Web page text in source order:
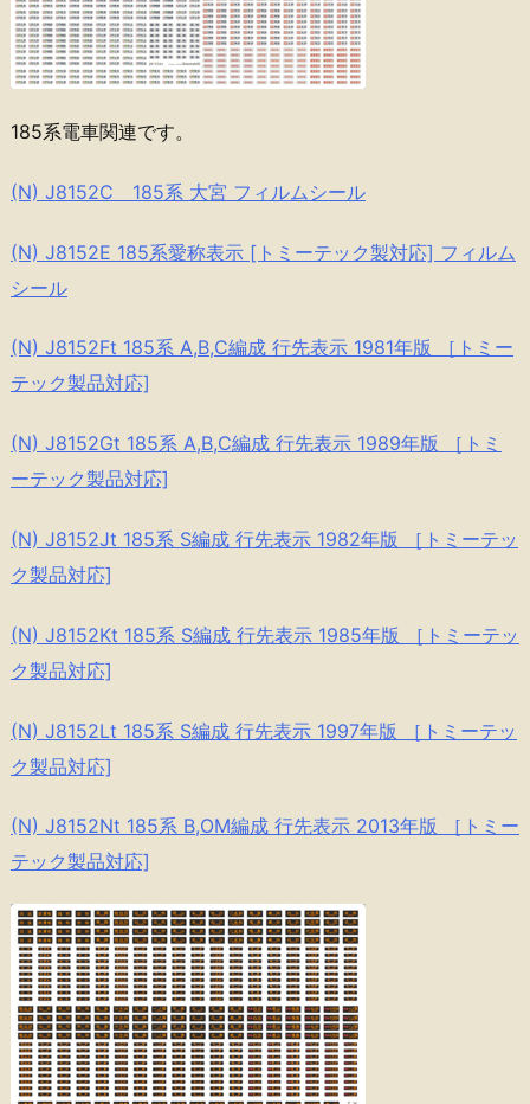
185系電車関連です。
(N) J8152C 185系 大宮 フィルムシール
(N) J8152E 185系愛称表示 [トミーテック製対応] フィルム
シール
(N) J8152Ft 185系 A,B,C編成 行先表示 1981年版 ［トミー
テック製品対応]
(N) J8152Gt 185系 A,B,C編成 行先表示 1989年版 ［トミ
ーテック製品対応]
(N) J8152Jt 185系 S編成 行先表示 1982年版 ［トミーテッ
ク製品対応]
(N) J8152Kt 185系 S編成 行先表示 1985年版 ［トミーテッ
ク製品対応]
(N) J8152Lt 185系 S編成 行先表示 1997年版 ［トミーテッ
ク製品対応]
(N) J8152Nt 185系 B,OM編成 行先表示 2013年版 ［トミー
テック製品対応]